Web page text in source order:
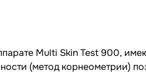
Multi Skin Test 900,
(метод корнеометрии)